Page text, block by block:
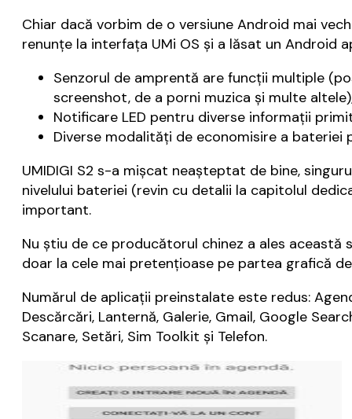
Chiar dacă vorbim de o versiune Android mai
renunţe la interfaţa UMi OS şi a lăsat un
Senzorul de amprentă are funcţii multiple
screenshot, de a porni muzica şi multe
Notificare LED pentru diverse informaţii
Diverse modalităţi de economisire a bateriei
UMIDIGI S2 s-a mişcat neaşteptat de bine,
nivelului bateriei (revin cu detalii la capitolul
important.
Nu ştiu de ce producătorul chinez a ales această
doar la cele mai pretenţioase pe partea grafică
Numărul de aplicaţii preinstalate este redus:
Descărcări, Lanternă, Galerie, Gmail, Google
Scanare, Setări, Sim Toolkit şi Telefon.